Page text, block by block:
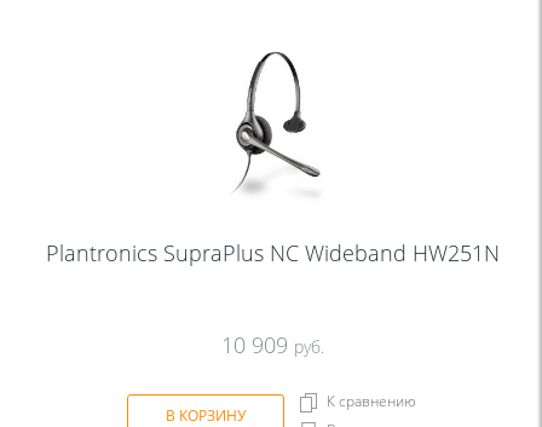
Plantronics SupraPlus NC Wideband HW251N
10 909 руб.
В КОРЗИНУ
К сравнению